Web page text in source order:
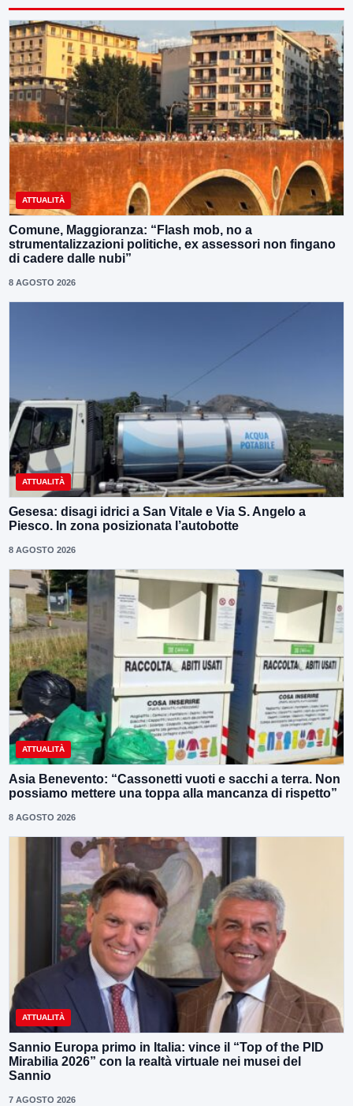
ATTUALITÀ
Comune, Maggioranza: “Flash mob, no a
strumentalizzazioni politiche, ex assessori non fingano
di cadere dalle nubi”
8 AGOSTO 2026
ATTUALITÀ
Gesesa: disagi idrici a San Vitale e Via S. Angelo a
Piesco. In zona posizionata l’autobotte
8 AGOSTO 2026
ATTUALITÀ
Asia Benevento: “Cassonetti vuoti e sacchi a terra. Non
possiamo mettere una toppa alla mancanza di rispetto”
8 AGOSTO 2026
ATTUALITÀ
Sannio Europa primo in Italia: vince il “Top of the PID
Mirabilia 2026” con la realtà virtuale nei musei del
Sannio
7 AGOSTO 2026